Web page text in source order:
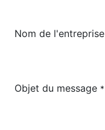
Nom de l'entreprise
Objet du message *